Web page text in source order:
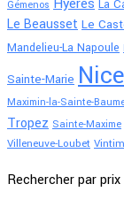
Gémenos La
Le Beausset Le
Mandelieu-La Napoule
Sainte-Marie Nice
Maximin-la-Sainte-
Tropez Sainte-Maxime
Villeneuve-Loubet
Rechercher par prix